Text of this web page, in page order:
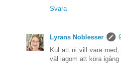
Svara
Lyrans Noblesser
Kul att ni vill vara med,
väl lagom att köra igång